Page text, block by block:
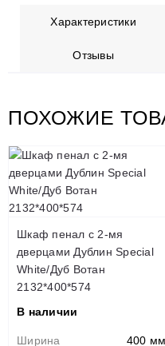
Характеристики
Отзывы
ПОХОЖИЕ
Шкаф пенал с 2-мя
дверцами Дублин Special
White/Дуб Вотан
2132*400*574
В наличии
Ширина 400 мм